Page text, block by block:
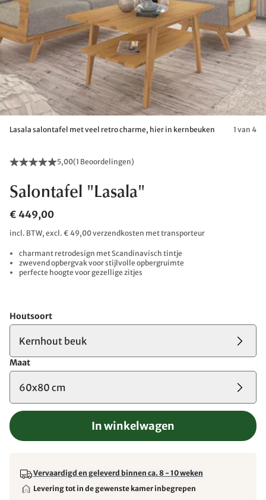
Lasala salontafel met veel retro charme, hier in kernbeuken 1 van 4
5,00(1 Beoordelingen)
Salontafel "Lasala"
€ 449,00
incl. BTW, excl. € 49,00 verzendkosten met transporteur
charmant retrodesign met Scandinavisch tintje
zwevend opbergvak voor stijlvolle opbergruimte
perfecte hoogte voor gezellige zitjes
Houtsoort
Kernhout beuk
Maat
60x80 cm
In winkelwagen
Vervaardigd en geleverd binnen ca. 8 - 10 weken
Levering tot in de gewenste kamer inbegrepen